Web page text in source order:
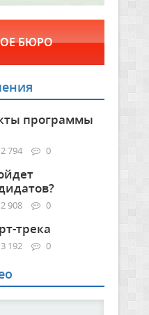
БЮРО
программы
2 794 0
2 908 0
трека
3 192 0